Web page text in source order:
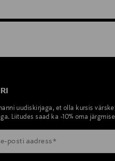
uudiskirjaga, et olla kursis
Liitudes saad ka -10% oma